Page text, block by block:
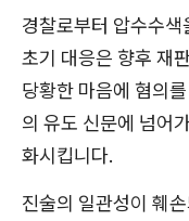
경찰로부터 압수수
초기 대응은 향후 재
당황한 마음에 혐의
의 유도 신문에 넘어
화시킵니다.
진술의 일관성이 훼